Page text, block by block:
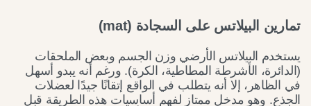
تمارين البيلاتس على السجادة (mat)
يستخدم البيلاتس الأرضي وزن الجسم وبعض الملحقات
(الدائرة، الأشرطة المطاطية، الكرة). ورغم أنه يبدو أسهل
في الظاهر، إلا أنه يتطلب في الواقع إتقانًا جيدًا لعضلات
الجذع. وهو مدخل ممتاز لفهم أساسيات هذه الطريقة قبل